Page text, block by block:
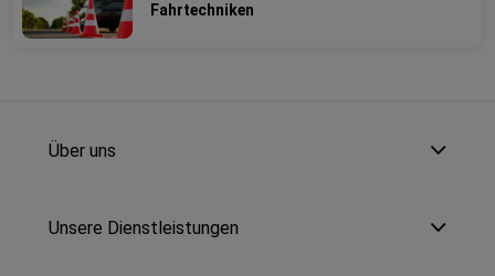
Fahrtechniken
Über uns
Unsere Dienstleistungen